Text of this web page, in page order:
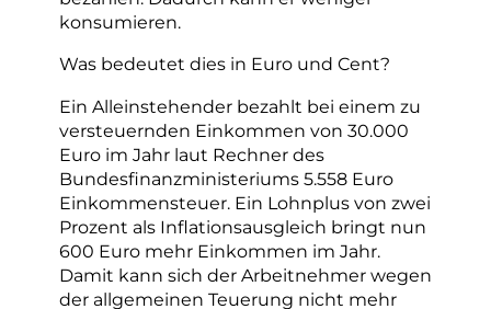
konsumieren.
Was bedeutet dies in Euro und Cent?
Ein Alleinstehender bezahlt bei einem zu
versteuernden Einkommen von 30.000
Euro im Jahr laut Rechner des
Bundesfinanzministeriums 5.558 Euro
Einkommensteuer. Ein Lohnplus von zwei
Prozent als Inflationsausgleich bringt nun
600 Euro mehr Einkommen im Jahr.
Damit kann sich der Arbeitnehmer wegen
der allgemeinen Teuerung nicht mehr